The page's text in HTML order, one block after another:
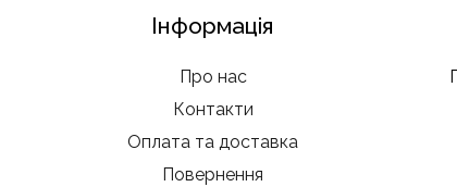
Інформація
Про нас
Контакти
Оплата та доставка
Повернення